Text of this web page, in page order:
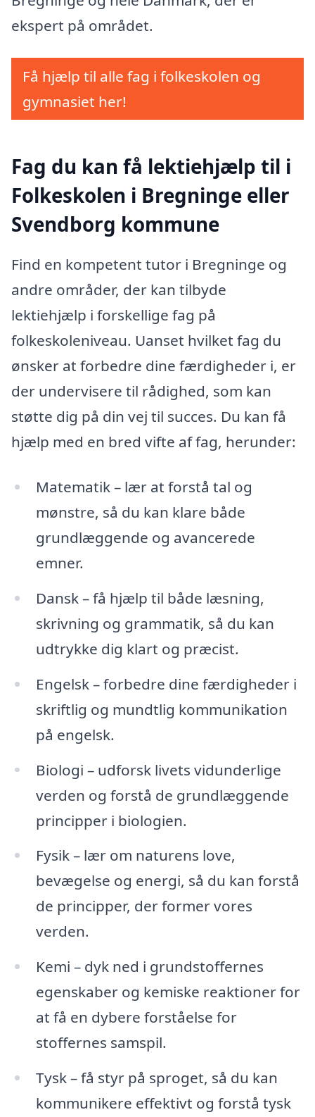
ekspert på området.
Få hjælp til alle fag i folkeskolen og
gymnasiet her!
Fag du kan få lektiehjælp til i
Folkeskolen i Bregninge eller
Svendborg kommune
Find en kompetent tutor i Bregninge og
andre områder, der kan tilbyde
lektiehjælp i forskellige fag på
folkeskoleniveau. Uanset hvilket fag du
ønsker at forbedre dine færdigheder i, er
der undervisere til rådighed, som kan
støtte dig på din vej til succes. Du kan få
hjælp med en bred vifte af fag, herunder:
Matematik – lær at forstå tal og
mønstre, så du kan klare både
grundlæggende og avancerede
emner.
Dansk – få hjælp til både læsning,
skrivning og grammatik, så du kan
udtrykke dig klart og præcist.
Engelsk – forbedre dine færdigheder i
skriftlig og mundtlig kommunikation
på engelsk.
Biologi – udforsk livets vidunderlige
verden og forstå de grundlæggende
principper i biologien.
Fysik – lær om naturens love,
bevægelse og energi, så du kan forstå
de principper, der former vores
verden.
Kemi – dyk ned i grundstoffernes
egenskaber og kemiske reaktioner for
at få en dybere forståelse for
stoffernes samspil.
Tysk – få styr på sproget, så du kan
kommunikere effektivt og forstå tysk